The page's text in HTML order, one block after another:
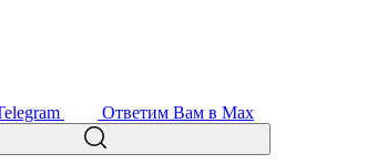
Ответим Вам в Max